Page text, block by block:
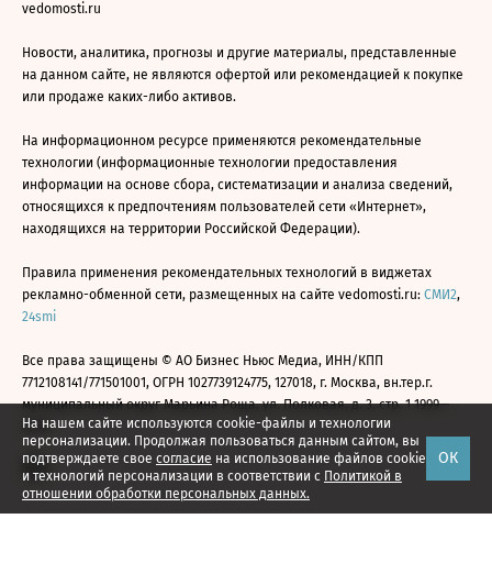
На нашем сайте используются cookie-файлы и технологии
персонализации. Продолжая пользоваться данным сайтом, вы
подтверждаете свое согласие на использование файлов cookie
и технологий персонализации в соответствии с Политикой в
отношении обработки персональных данных.
ОК
vedomosti.ru
Новости, аналитика, прогнозы и другие материалы, представленные
на данном сайте, не являются офертой или рекомендацией к покупке
или продаже каких-либо активов.
На информационном ресурсе применяются рекомендательные
технологии (информационные технологии предоставления
информации на основе сбора, систематизации и анализа сведений,
относящихся к предпочтениям пользователей сети «Интернет»,
находящихся на территории Российской Федерации).
Правила применения рекомендательных технологий в виджетах
рекламно-обменной сети, размещенных на сайте vedomosti.ru: СМИ2,
24smi
Все права защищены © АО Бизнес Ньюс Медиа, ИНН/КПП
7712108141/771501001, ОГРН 1027739124775, 127018, г. Москва, вн.тер.г.
муниципальный округ Марьина Роща, ул. Полковая, д. 3, стр. 1 1999—
2026